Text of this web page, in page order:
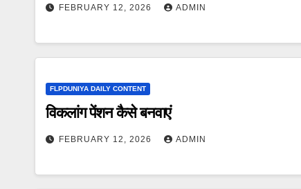
FEBRUARY 12, 2026 ADMIN
FLPDUNIYA DAILY CONTENT
विकलांग पेंशन कैसे बनवाएं
FEBRUARY 12, 2026 ADMIN